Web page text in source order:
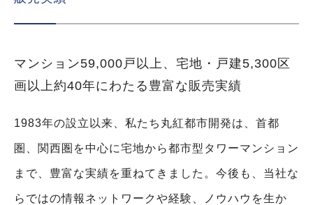
マンション59,000戸以上、宅地・戸建5,300区
画以上約40年にわたる豊富な販売実績
1983年の設立以来、私たち丸紅都市開発は、首都
圏、関西圏を中心に宅地から都市型タワーマンション
まで、豊富な実績を重ねてきました。今後も、当社な
らではの情報ネットワークや経験、ノウハウを生か